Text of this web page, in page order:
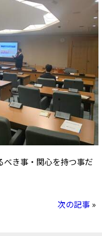
き事・関心を持つ事だ
次の記事 »